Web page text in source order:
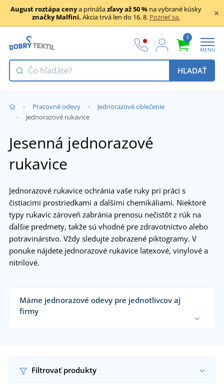
August roztápa cenya prinášazľavy až 50 %na vybrané kúsky
značky Malfini. Akcia trvá len do 16. 8. Pozrieť sa.
0
MENU
HĽADAŤ
Pracovné odevy
Jednorazové oblečenie
Jednorazové rukavice
Jesenná jednorazové
rukavice
Jednorazové rukavice ochránia vaše ruky pri práci s
čistiacimi prostriedkami a ďalšími chemikáliami. Niektoré
typy rukavíc zároveň zabránia prenosu nečistôt z rúk na
ďalšie predmety, takže sú vhodné pre zdravotníctvo alebo
potravinárstvo. Vždy sledujte zobrazené piktogramy. V
ponuke nájdete jednorazové rukavice latexové, vinylové a
nitrilové.
Máme jednorazové odevy pre jednotlivcov aj
firmy
Chcem vedieť viac
Filtrovať produkty